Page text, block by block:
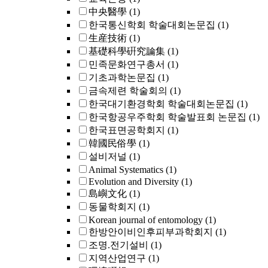
中央醫學 (1)
한국통신학회 학술대회논문집 (1)
生産技術 (1)
基礎科學硏究論集 (1)
민족문화연구총서 (1)
기초과학논문집 (1)
금속제련 학술회의 (1)
한국대기환경학회 학술대회논문집 (1)
한국항공우주학회 학술발표회 논문집 (1)
한국표면공학회지 (1)
韓國民俗學 (1)
설비저널 (1)
Animal Systematics (1)
Evolution and Diversity (1)
島嶼文化 (1)
동물학회지 (1)
Korean journal of entomology (1)
한방안이비인후피부과학회지 (1)
조명.전기설비
(1)
지역산업연구 (1)